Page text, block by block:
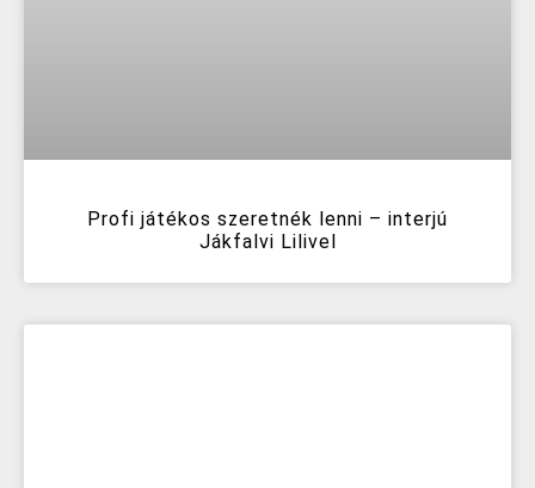
Profi játékos szeretnék lenni – interjú
Jákfalvi Lilivel